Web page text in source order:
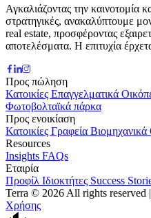
Αγκαλιάζοντας την καινοτομία
στρατηγικές, ανακαλύπτουμε
real estate, προσφέροντας
αποτελέσματα. Η επιτυχία
Προς πώληση
Κατοικίες Επαγγελματικά
Φωτοβολταϊκά πάρκα
Προς ενοικίαση
Κατοικίες Γραφεία Βιομηχανικά
Resources
Insights FAQs
Εταιρία
Προφίλ Ιδιοκτήτες Success
Terra © 2026 All rights reserved |
Χρήσης